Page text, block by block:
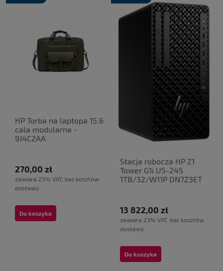
HP Torba na laptopa 15.6
cala modularna -
9J4C2AA
270,00 zł
zawiera 23% VAT, bez kosztów
dostawy
Do koszyka
Stacja robocza HP Z1
Tower G1i U5-245
1TB/32/W11P DN7Z3ET
13 822,00 zł
zawiera 23% VAT, bez kosztów
dostawy
Do koszyka